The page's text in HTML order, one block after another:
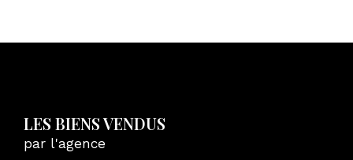
LES BIENS VENDUS
par l'agence